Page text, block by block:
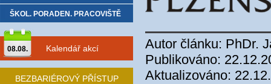
Autor článku: PhDr.
Publikováno:
Aktualizováno:
ŠKOL. PORADEN. PRACOVIŠTĚ
08.08. Kalendář akcí
BEZBARIÉROVÝ PŘÍSTUP